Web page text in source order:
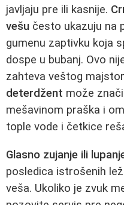
javljaju pre ili kasnije.
vešu često ukazuju na
gumenu zaptivku koja
dospe u bubanj. Ovo
zahteva veštog
deterdžent može
mešavinom praška i
tople vode i četkice
Glasno zujanje ili
posledica istrošenih
veša. Ukoliko je zvuk